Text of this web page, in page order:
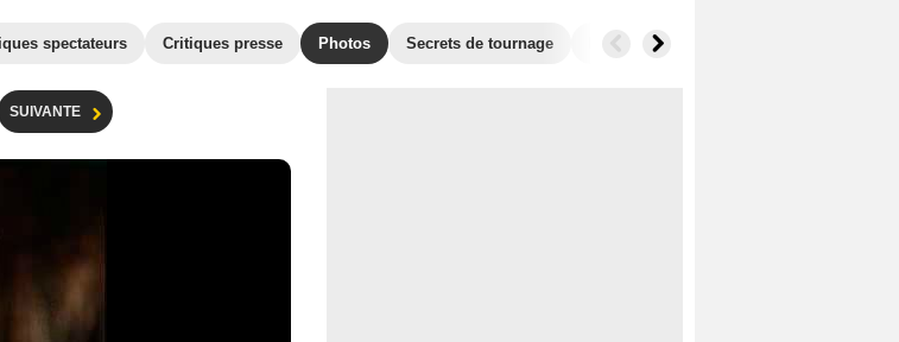
spectateurs Critiques presse Photos Secrets de tournage Récompenses
SUIVANTE